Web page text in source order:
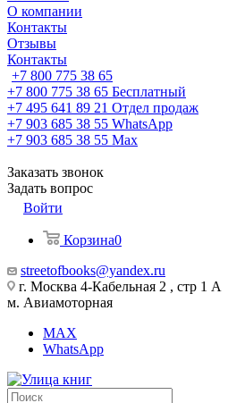
О компании
Контакты
Отзывы
Контакты
+7 800 775 38 65
+7 800 775 38 65 Бесплатный
+7 495 641 89 21 Отдел продаж
+7 903 685 38 55 WhatsApp
+7 903 685 38 55 Max
Заказать звонок
Задать вопрос
Войти
Корзина0
streetofbooks@yandex.ru
г. Москва 4-Кабельная 2 , стр 1 А
м. Авиамоторная
MAX
WhatsApp